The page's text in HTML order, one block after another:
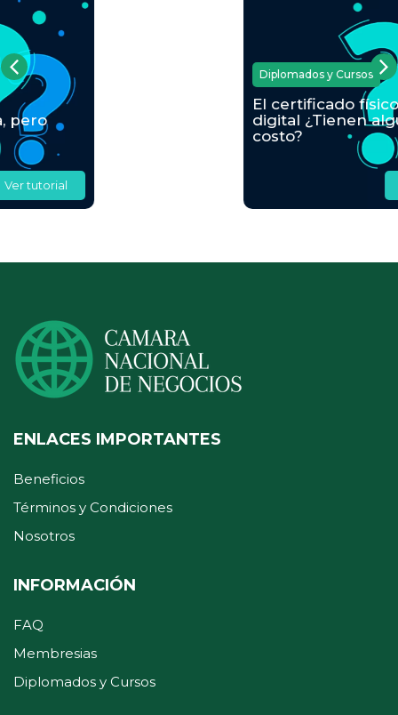
digital ¿Tienen algún
ENLACES IMPORTANTES
Beneficios
Términos y Condiciones
Nosotros
INFORMACIÓN
FAQ
Membresias
Diplomados y Cursos